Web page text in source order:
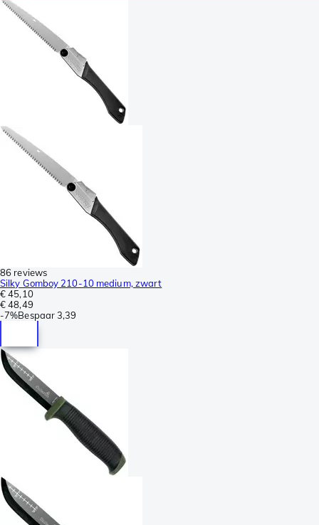
86 reviews
Silky Gomboy 210-10 medium, zwart
€ 45,10
€ 48,49
-7%Bespaar3,39